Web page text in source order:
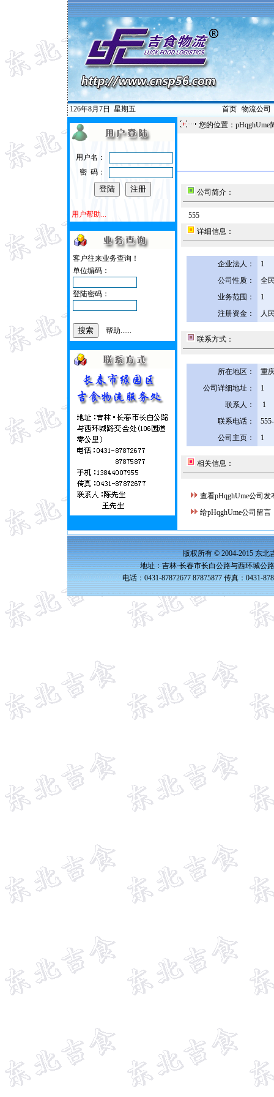
126年8月7日 星期五 首页| 物流公司
用户名：
密 码：
用户帮助...
客户往来业务查询！
单位编码：
登陆密码：
帮助......
您的位置：pHqghUme
公司简介：
555
详细信息：
企业法人：
1
公司性质：
全
业务范围：
1
注册资金：
人
联系方式：
所在地区：
重
公司详细地址：
1
联系人：
1
联系电话：
公司主页：
1
相关信息：
查看pHqghUme公司发
给pHqghUme公司留言
版权所有 © 2004-2015 东北
地址：吉林·长春市长白公路与西环城公
电话：0431-87872677 87875877 传真：0431-